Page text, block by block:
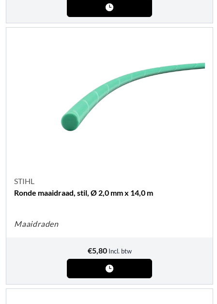
STIHL
Ronde maaidraad, stil, Ø 2,0 mm x 14,0 m
Maaidraden
€5,80 Incl. btw